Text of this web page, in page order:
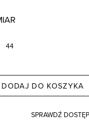
44
DODAJ DO KOSZYKA
SPRAWDŹ